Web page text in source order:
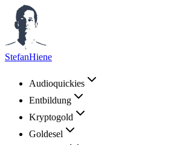
StefanHiene
Audioquickies
Entbildung
Kryptogold
Goldesel